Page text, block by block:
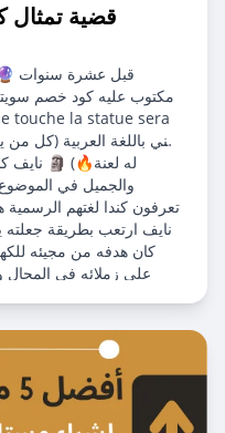
قضية
مكتوب عليه كود خصم
له لعنة🔥)
والجميل في الموضوع
تعرفون كندا لغتهم
نايف ارتعب بطريقة
كان هدفه من مجيئه
على زملائه في